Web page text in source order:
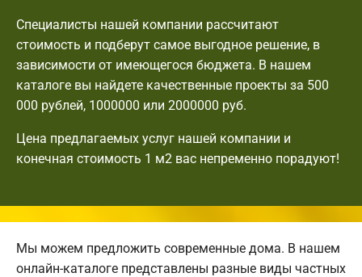
Специалисты нашей компании рассчитают
стоимость и подберут самое выгодное решение, в
зависимости от имеющегося бюджета. В нашем
каталоге вы найдете качественные проекты за 500
000 рублей, 1000000 или 2000000 руб.
Цена предлагаемых услуг нашей компании и
конечная стоимость 1 м2 вас непременно порадуют!
Мы можем предложить современные дома. В нашем
онлайн-каталоге представлены разные виды частных